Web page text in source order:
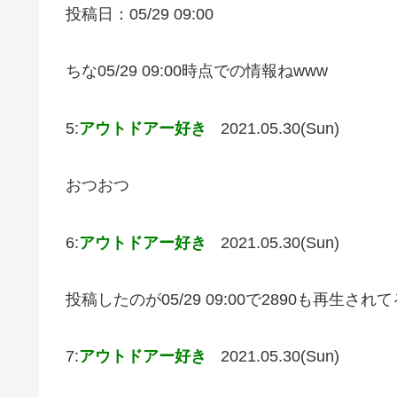
投稿日：05/29 09:00
ちな05/29 09:00時点での情報ねwww
5:アウトドアー好き 2021.05.30(Sun)
おつおつ
6:アウトドアー好き 2021.05.30(Sun)
投稿したのが05/29 09:00で2890も再生され
7:アウトドアー好き 2021.05.30(Sun)